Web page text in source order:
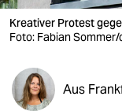
verlag
veranstaltungen
shop
fragen & hilfe
Kreativer Protest
Foto: Fabian Sommer/
Aus